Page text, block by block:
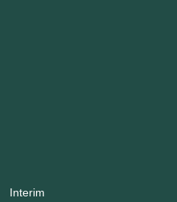
Interim